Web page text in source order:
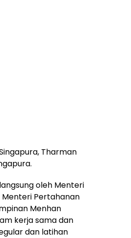
Tharman
oleh Menteri
Menteri Pertahanan
Menhan
kerja sama dan
dan latihan